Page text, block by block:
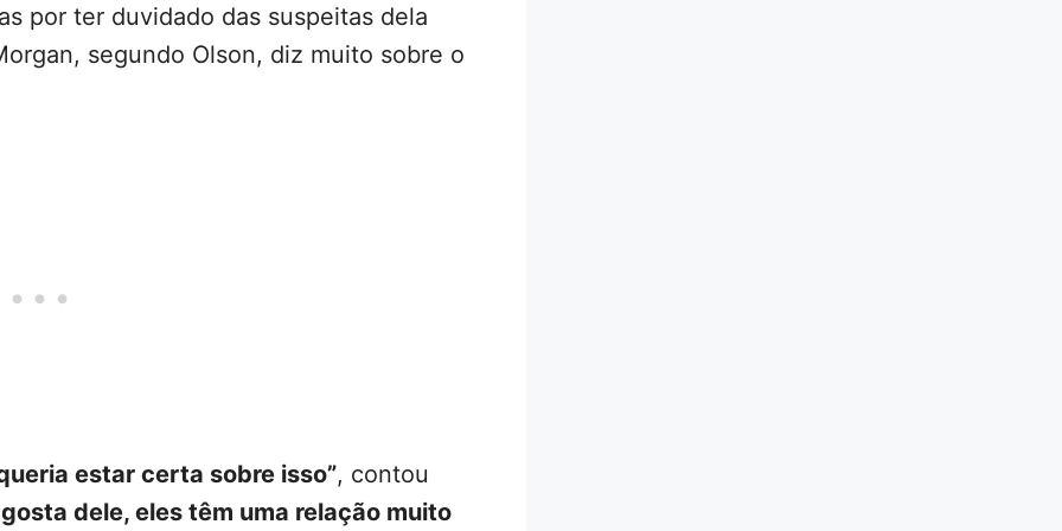
por ter duvidado das suspeitas dela
segundo Olson, diz muito sobre o
estar certa sobre isso”, contou
dele, eles têm uma relação muito